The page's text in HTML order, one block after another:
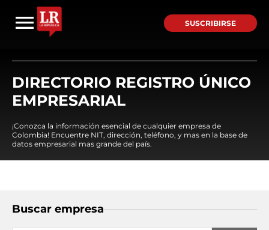
SUSCRIBIRSE
DIRECTORIO REGISTRO ÚNICO
EMPRESARIAL
¡Conozca la información esencial de cualquier empresa de
Colombia! Encuentre NIT, dirección, teléfono, y mas en la base de
datos empresarial mas grande del país.
Buscar empresa